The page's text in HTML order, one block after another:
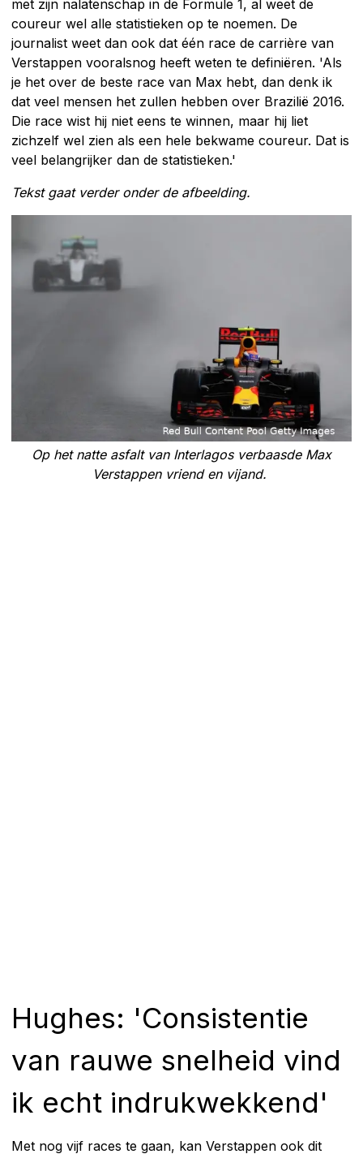
met zijn nalatenschap in de Formule 1, al weet de
coureur wel alle statistieken op te noemen. De
journalist weet dan ook dat één race de carrière van
Verstappen vooralsnog heeft weten te definiëren. 'Als
je het over de beste race van Max hebt, dan denk ik
dat veel mensen het zullen hebben over Brazilië 2016.
Die race wist hij niet eens te winnen, maar hij liet
zichzelf wel zien als een hele bekwame coureur. Dat is
veel belangrijker dan de statistieken.'
Tekst gaat verder onder de afbeelding.
Op het natte asfalt van Interlagos verbaasde Max
Verstappen vriend en vijand.
Hughes: 'Consistentie
van rauwe snelheid vind
ik echt indrukwekkend'
Met nog vijf races te gaan, kan Verstappen ook dit